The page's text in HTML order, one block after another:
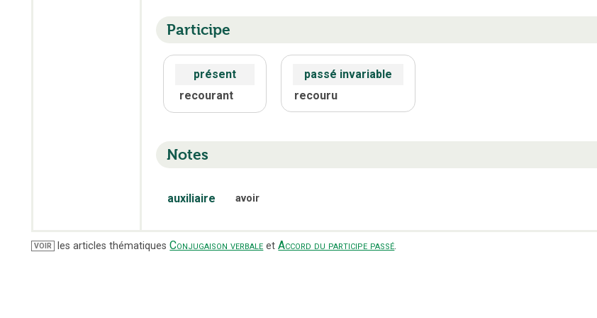
Participe
présent
recourant
passé invariable
recouru
Notes
auxiliaire avoir
VOIR les articles thématiques Conjugaison verbale etAccord du participe passé.